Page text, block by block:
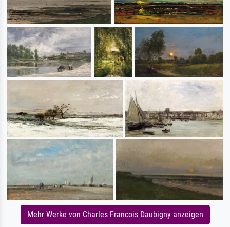
Mehr Werke von Charles Francois Daubigny anzeigen